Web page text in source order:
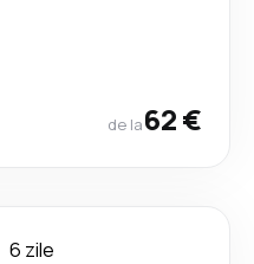
de la62 €
6 zile